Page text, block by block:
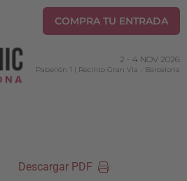
COMPRA TU ENTRADA
2 - 4 NOV 2026
Pabellón 1 | Recinto Gran Via - Barcelona
Descargar PDF